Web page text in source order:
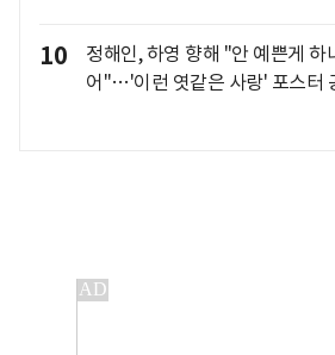
10
정해인, 하영 향해 "안 예쁜게 하
어"…'이런 엿같은 사랑' 포스터